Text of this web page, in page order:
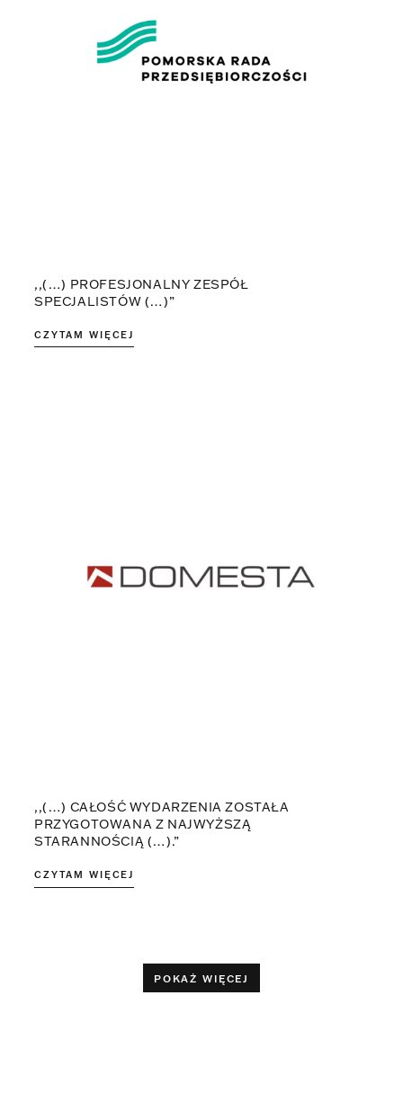
,,(…) PROFESJONALNY ZESPÓŁ
SPECJALISTÓW (…)”
CZYTAM WIĘCEJ
,,(…) CAŁOŚĆ WYDARZENIA ZOSTAŁA
PRZYGOTOWANA Z NAJWYŻSZĄ
STARANNOŚCIĄ (…).”
CZYTAM WIĘCEJ
POKAŻ WIĘCEJ